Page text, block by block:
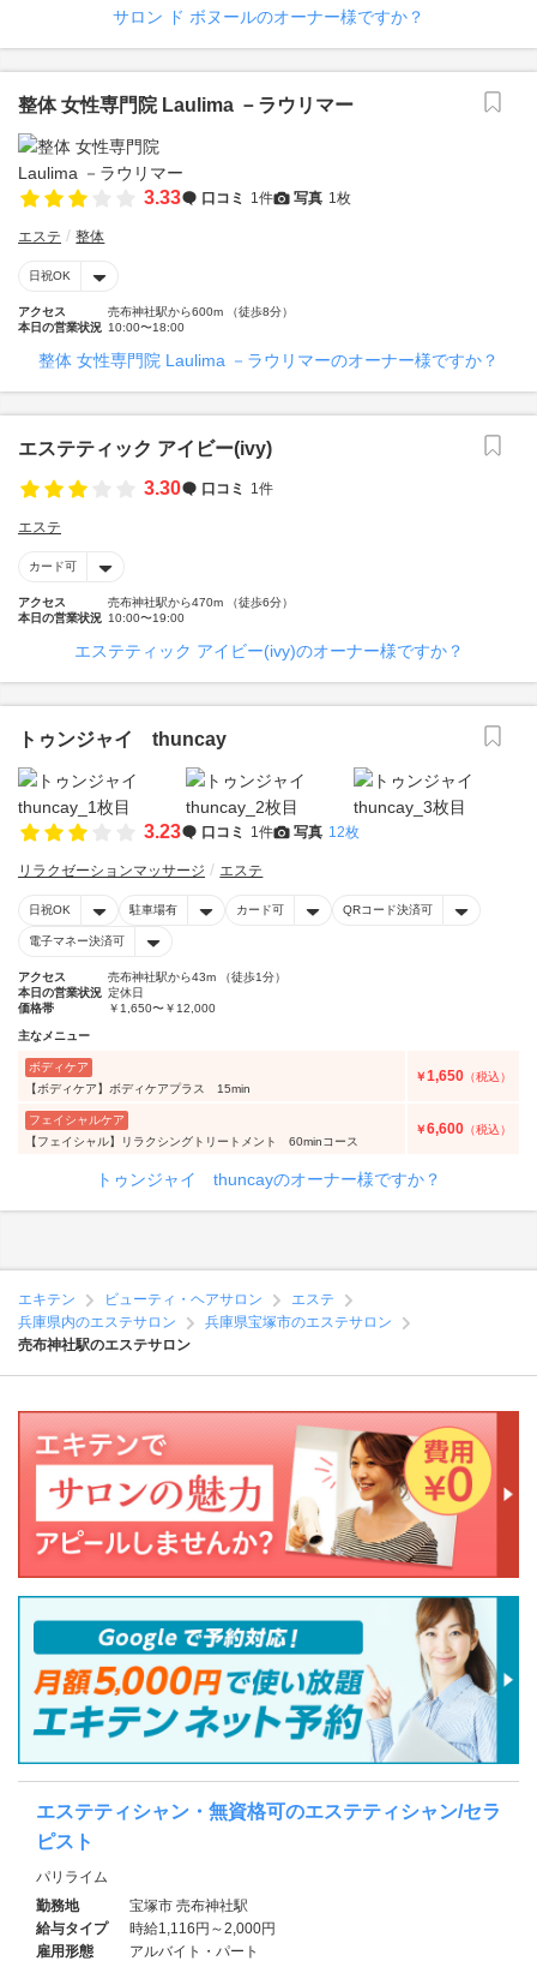
サロン ド ボヌールのオーナー様ですか？
整体 女性専門院 Laulima －ラウリマー
3.33 口コミ 1件 写真 1枚
エステ 整体
日祝OK
アクセス
売布神社駅から600m （徒歩8分）
本日の営業状況 10:00〜18:00
整体 女性専門院 Laulima －ラウリマーのオーナー様ですか？
エステティック アイビー(ivy)
3.30
口コミ 1件
エステ
カード可
アクセス
売布神社駅から470m （徒歩6分）
本日の営業状況 10:00〜19:00
エステティック アイビー(ivy)のオーナー様ですか？
トゥンジャイ thuncay
3.23 口コミ 1件 写真 12枚
リラクゼーションマッサージ エステ
日祝OK 駐車場有 カード可 QRコード決済可
電子マネー決済可
アクセス
売布神社駅から43m （徒歩1分）
本日の営業状況 定休日
価格帯
￥1,650〜￥12,000
主なメニュー
ボディケア
【ボディケア】ボディケアプラス 15min
￥1,650 （税込）
フェイシャルケア
【フェイシャル】リラクシングトリートメント 60minコース
￥6,600 （税込）
トゥンジャイ thuncayのオーナー様ですか？
エキテン ビューティ・ヘアサロン
エステ
兵庫県内のエステサロン
兵庫県宝塚市のエステサロン
売布神社駅のエステサロン
エステティシャン・無資格可のエステティシャン/セラ
ピスト
パリライム
勤務地
宝塚市 売布神社駅
給与タイプ
時給1,116円～2,000円
雇用形態
アルバイト・パート